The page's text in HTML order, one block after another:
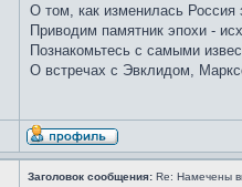
О том, как изменилась Россия
Приводим памятник эпохи -
Познакомьтесь с самыми
О встречах с Эвклидом,
Заголовок сообщения: Re: Намечены